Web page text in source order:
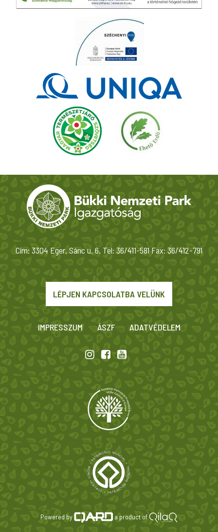
Cím: 3304 Eger, Sánc u. 6. Tel: 36/411-581 Fax: 36/412-791
LÉPJEN KAPCSOLATBA VELÜNK
IMPRESSZUM ÁSZF ADATVÉDELEM
Powered by a product of